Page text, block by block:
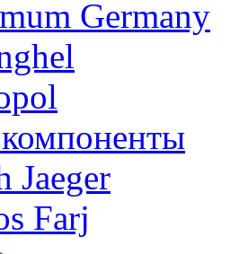
Germany
Jaeger
Farj